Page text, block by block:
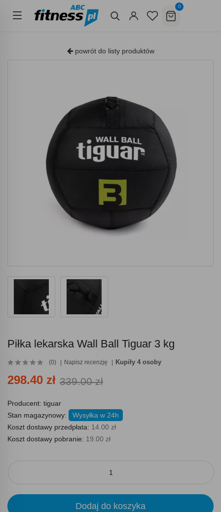
0
powrót do listy produktów
Piłka lekarska Wall Ball Tiguar 3 kg
(0) Napisz recenzję Kupiły 4 osoby
298.40 zł 339.00 zł
Producent: tiguar
Stan magazynowy:
Wysyłka w 24h
Koszt dostawy przedpłata: 14.00 zł
Koszt dostawy pobranie: 19.00 zł
Dodaj do koszyka